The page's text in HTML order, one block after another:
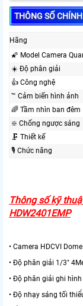
THÔNG SỐ
Hãng
🌠 Model Camera
☀️ Độ phân giải
👍 Công nghệ
™️ Cảm biến hình ảnh
🌈 Tầm nhìn ban đêm
❇️ Chống ngược sáng
🗜️ Thiết kế
🎙 Chức năng
Thông số kỹ
HDW2401EMP
• Camera HDCVI
• Độ phân giải 1/3"
• Độ phân giải ghi
• Độ nhạy sáng tối